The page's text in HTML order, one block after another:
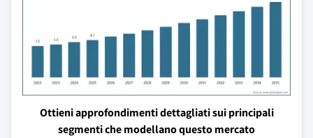
Ottieni approfondimenti dettagliati sui principali
segmenti che modellano questo mercato